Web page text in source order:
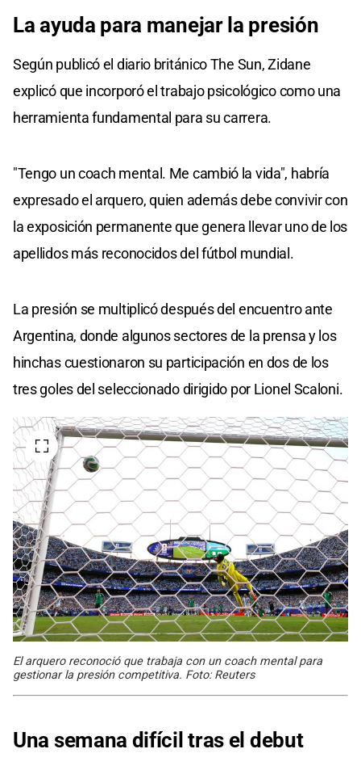
La ayuda para manejar la presión
Según publicó el diario británico The Sun, Zidane
explicó que incorporó el trabajo psicológico como una
herramienta fundamental para su carrera.
"Tengo un coach mental. Me cambió la vida", habría
expresado el arquero, quien además debe convivir con
la exposición permanente que genera llevar uno de los
apellidos más reconocidos del fútbol mundial.
La presión se multiplicó después del encuentro ante
Argentina, donde algunos sectores de la prensa y los
hinchas cuestionaron su participación en dos de los
tres goles del seleccionado dirigido por Lionel Scaloni.
El arquero reconoció que trabaja con un coach mental para
gestionar la presión competitiva. Foto: Reuters
Una semana difícil tras el debut